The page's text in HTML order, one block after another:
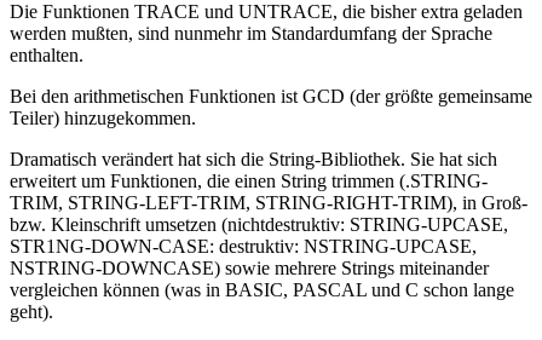
Die Funktionen TRACE und UNTRACE, die bisher extra geladen
werden mußten, sind nunmehr im Standardumfang der Sprache
enthalten.
Bei den arithmetischen Funktionen ist GCD (der größte gemeinsame
Teiler) hinzugekommen.
Dramatisch verändert hat sich die String-Bibliothek. Sie hat sich
erweitert um Funktionen, die einen String trimmen (.STRING-
TRIM, STRING-LEFT-TRIM, STRING-RIGHT-TRIM), in Groß-
bzw. Kleinschrift umsetzen (nichtdestruktiv: STRING-UPCASE,
STR1NG-DOWN-CASE: destruktiv: NSTRING-UPCASE,
NSTRING-DOWNCASE) sowie mehrere Strings miteinander
vergleichen können (was in BASIC, PASCAL und C schon lange
geht).